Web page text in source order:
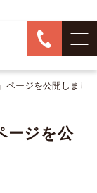
ページを公開しまし
ージを公